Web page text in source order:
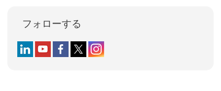
フォローする
Follow us on LinkedIn
Follow us on YouTube
Follow us on Facebook
Follow us on X (formerly Twitter)
Follow us on Instagram